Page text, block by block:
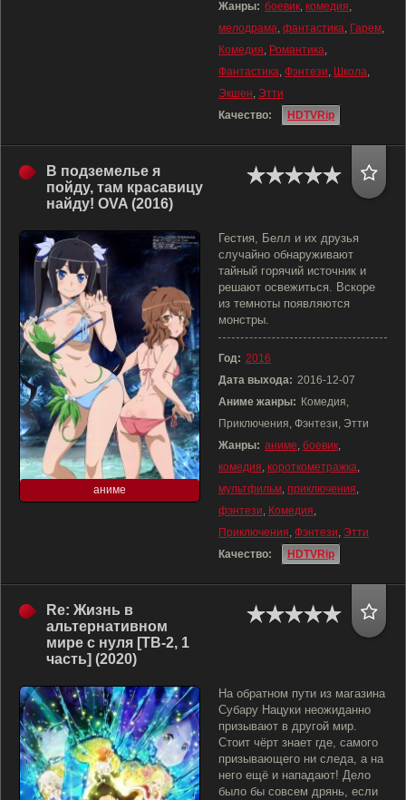
Жанры: боевик, комедия,
мелодрама, фантастика, Гарем,
Комедия, Романтика,
Фантастика, Фэнтези, Школа,
Экшен, Этти
Качество:
HDTVRip
В подземелье я
пойду, там красавицу
найду! OVA (2016)
аниме
Гестия, Белл и их друзья
случайно обнаруживают
тайный горячий источник и
решают освежиться. Вскоре
из темноты появляются
монстры.
Год: 2016
Дата выхода: 2016-12-07
Аниме жанры: Комедия,
Приключения, Фэнтези, Этти
Жанры: аниме, боевик,
комедия, короткометражка,
мультфильм, приключения,
фэнтези, Комедия,
Приключения, Фэнтези, Этти
Качество:
HDTVRip
Re: Жизнь в
альтернативном
мире с нуля [ТВ-2, 1
часть] (2020)
На обратном пути из магазина
Субару Нацуки неожиданно
призывают в другой мир.
Стоит чёрт знает где, самого
призывающего ни следа, а на
него ещё и нападают! Дело
было бы совсем дрянь, если